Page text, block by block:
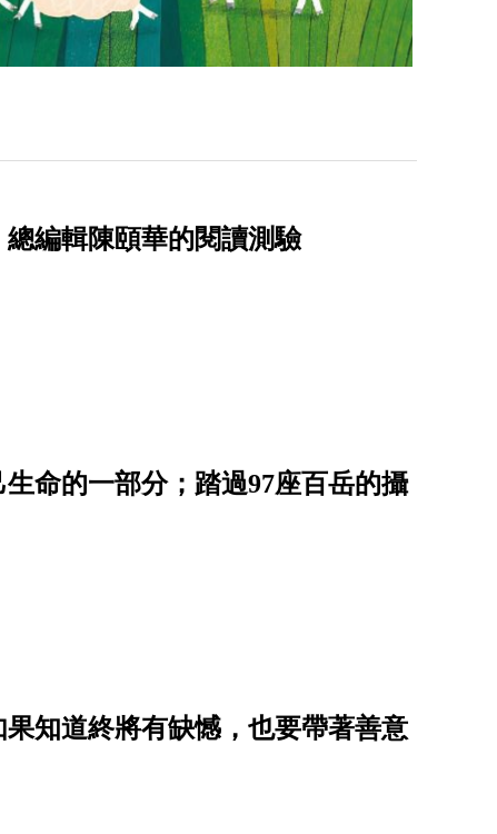
編輯陳頤華的閱讀測驗
命的一部分；踏過97座百岳的攝
知道終將有缺憾，也要帶著善意